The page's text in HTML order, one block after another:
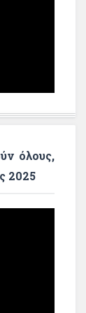
όλους,
2025